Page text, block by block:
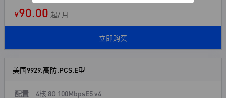
¥90.00 起/ 月
立即购买
美国9929.高防.PCS.E型
配置 4核 8G 100MbpsE5 v4